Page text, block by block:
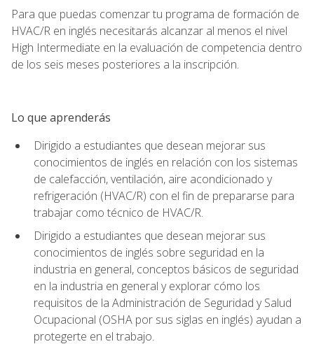
Para que puedas comenzar tu programa de formación de
HVAC/R en inglés necesitarás alcanzar al menos el nivel
High Intermediate en la evaluación de competencia dentro
de los seis meses posteriores a la inscripción.
Lo que aprenderás
Dirigido a estudiantes que desean mejorar sus
conocimientos de inglés en relación con los sistemas
de calefacción, ventilación, aire acondicionado y
refrigeración (HVAC/R) con el fin de prepararse para
trabajar como técnico de HVAC/R.
Dirigido a estudiantes que desean mejorar sus
conocimientos de inglés sobre seguridad en la
industria en general, conceptos básicos de seguridad
en la industria en general y explorar cómo los
requisitos de la Administración de Seguridad y Salud
Ocupacional (OSHA por sus siglas en inglés) ayudan a
protegerte en el trabajo.